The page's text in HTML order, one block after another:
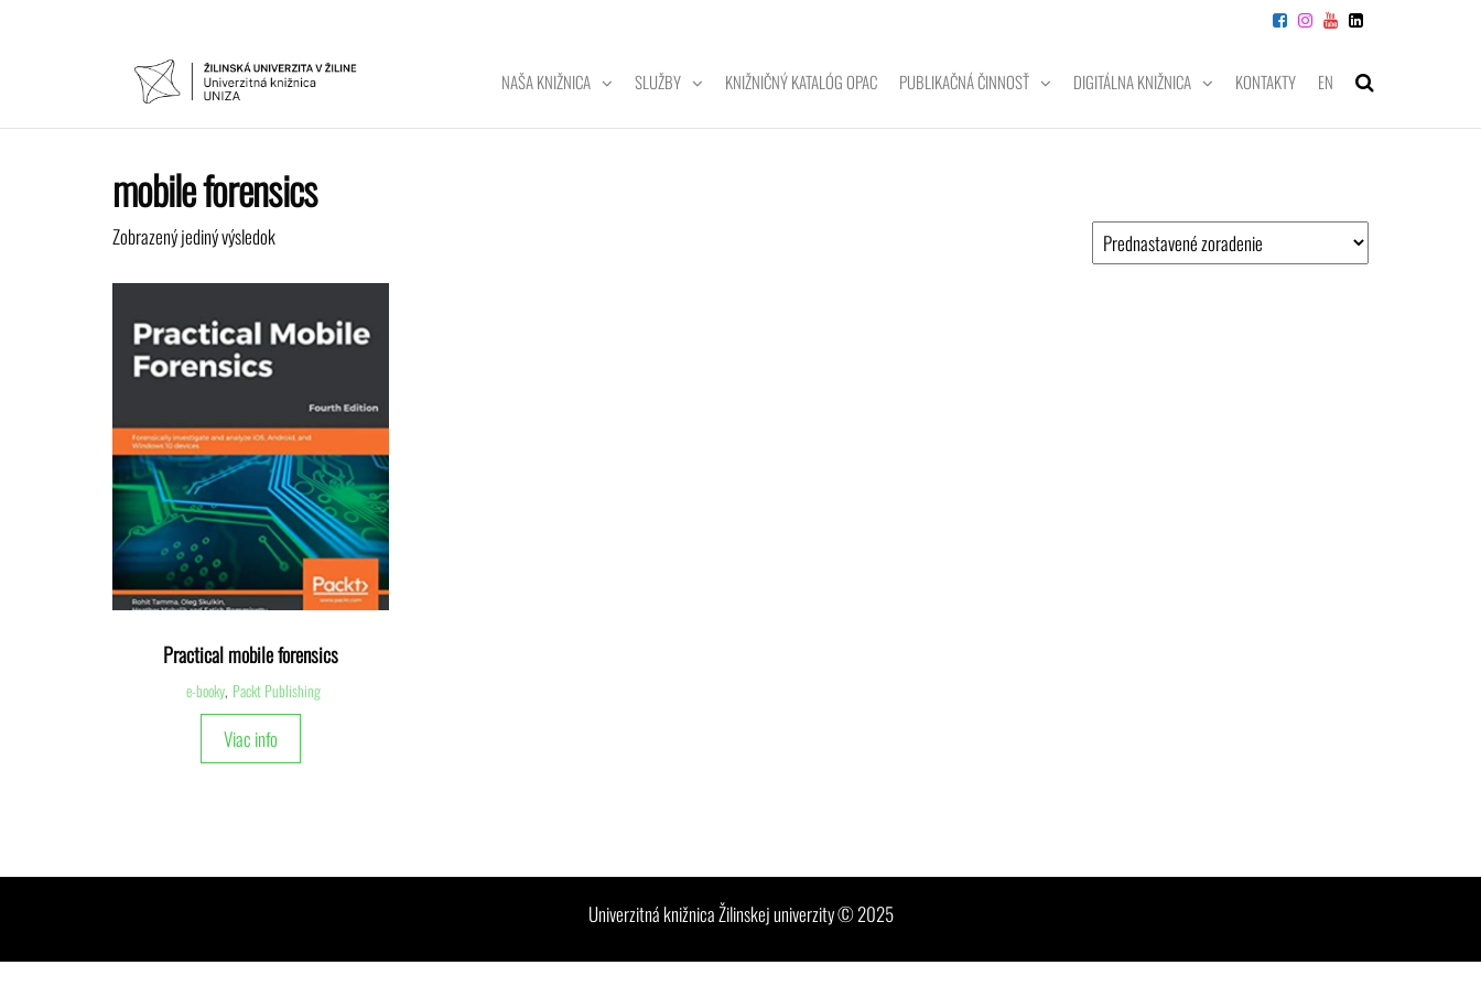
UNIVERZITNÁ
KNIŽNICA
NAŠA KNIŽNICA SLUŽBY KNIŽNIČNÝ KATALÓG OPAC PUBLIKAČNÁ ČINNOSŤ DIGITÁLNA KNIŽNICA KONTAKTY EN
mobile forensics
Zobrazený jediný výsledok
Practical mobile forensics
e-booky, Packt Publishing
Viac info
Univerzitná knižnica Žilinskej univerzity © 2025